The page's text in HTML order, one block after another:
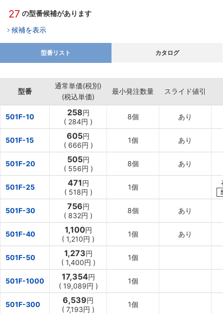
27 の型番候補があります
候補を表示
型番リスト カタログ
型番
通常単価(税別)
(税込単価)
最小発注数量 スライド値引
501F-10 258円
( 284円 )
8個 あり
501F-15 605円
( 666円 )
1個 あり
501F-20 505円
( 556円 )
8個 あり
501F-25 471円
( 518円 )
1個
501F-30 756円
( 832円 )
8個 あり
501F-40 1,100円
( 1,210円 )
1個 あり
501F-50 1,273円
( 1,400円 )
1個
501F-1000 17,354円
( 19,089円 )
1個
501F-300 6,539円
( 7,193円 )
1個